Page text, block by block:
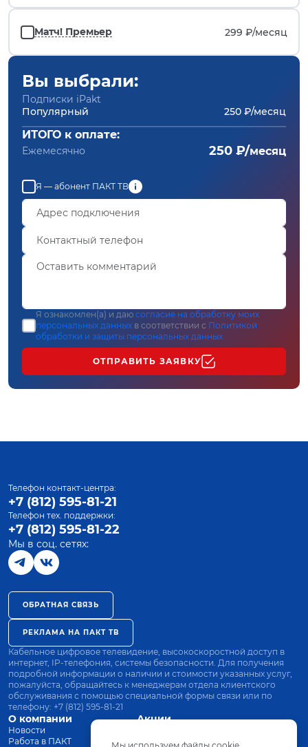
Матч! Премьер 299 ₽/месяц
Вы выбрали:
Подписки iPakt
Популярный
250 ₽/месяц
ИТОГО к оплате:
Ежемесячно 250 ₽/месяц
Я — абонент ПАКТ ТВ
Я ознакомлен(а) и даю согласие на обработку моих
персональных данных в соответствии с Политикой
обработки и защиты персональных данных
ОТПРАВИТЬ ЗАЯВКУ
О компании
Новости
Работа в ПАКТ
Акции
Оплата
Телефон контакт-центра:
+7 (812) 595-81-21
Телефон тех. поддержки:
+7 (812) 595-81-22
Мы в соц. сетях:
ОБРАТНАЯ СВЯЗЬ
РЕКЛАМА НА ПАКТ ТВ
Кабельное цифровое телевидение, высокоскоростной доступ в
интернет, IP-телефония, системы безопасности. Для получения
подробной информации о наличии и стоимости указанных услуг,
пожалуйста, обращайтесь к менеджерам отдела клиентского
обслуживания с помощью специальной формы связи или по
телефону: +7 (812) 595-81-21